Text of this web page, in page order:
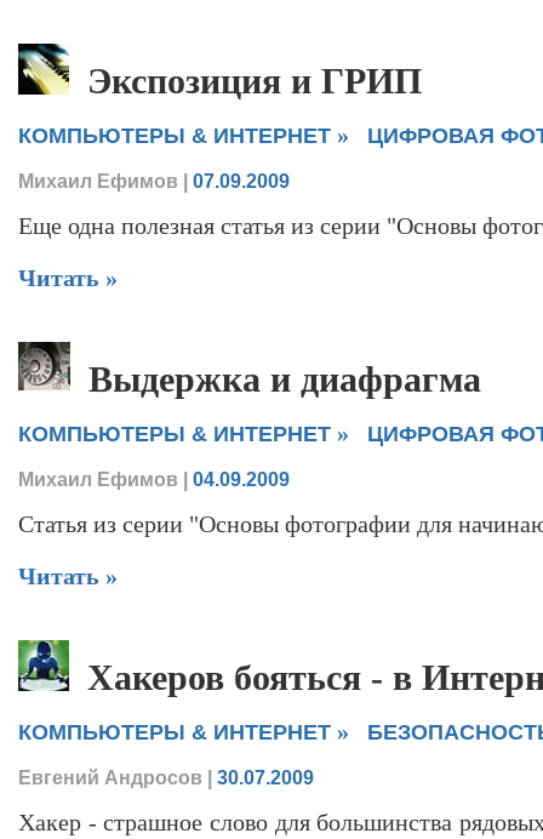
Экспозиция и ГРИП
КОМПЬЮТЕРЫ & ИНТЕРНЕТ » ЦИФРОВАЯ
Михаил Ефимов | 07.09.2009
Еще одна полезная статья из серии "Основы
Читать »
Выдержка и диафрагма
КОМПЬЮТЕРЫ & ИНТЕРНЕТ » ЦИФРОВАЯ
Михаил Ефимов | 04.09.2009
Статья из серии "Основы фотографии для
Читать »
Хакеров бояться - в
КОМПЬЮТЕРЫ & ИНТЕРНЕТ »
Евгений Андросов | 30.07.2009
Хакер - страшное слово для большинства